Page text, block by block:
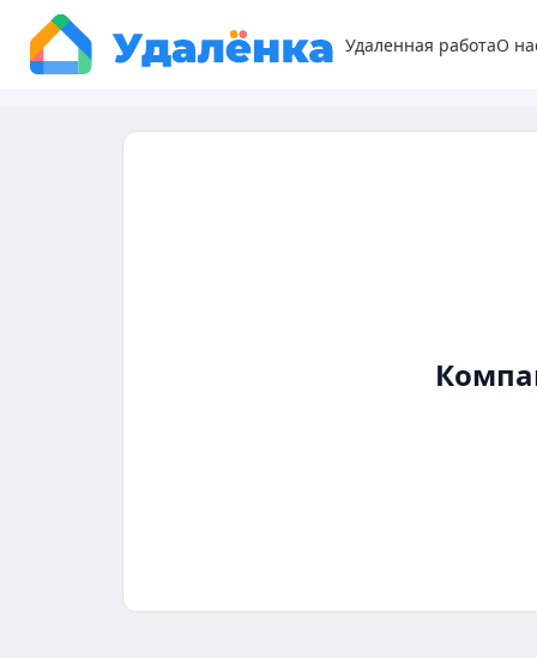
Удаленная работаО